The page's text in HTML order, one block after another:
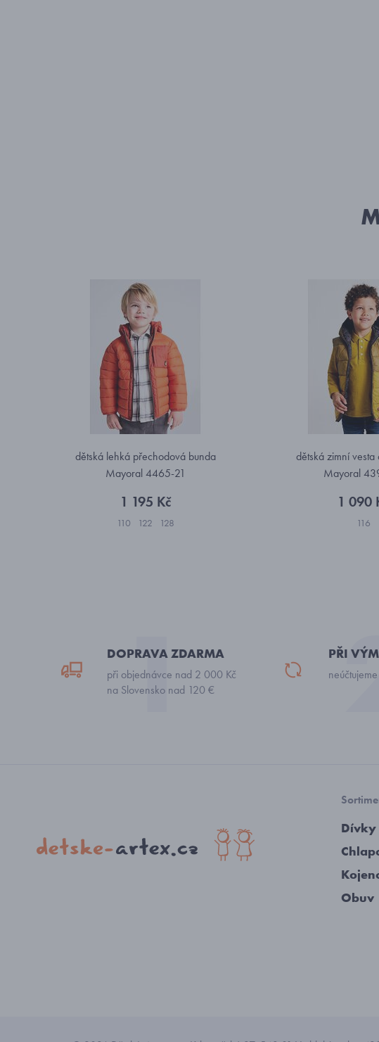
dětská lehká přechodová bunda
Mayoral 4465-21
1 195 Kč
110 122 128
dětská zimní vesta
Mayoral
1 090
116
DOPRAVA ZDARMA
při objednávce nad 2 000 Kč
na Slovensko nad 120 €
PŘI
Dívky
Obuv